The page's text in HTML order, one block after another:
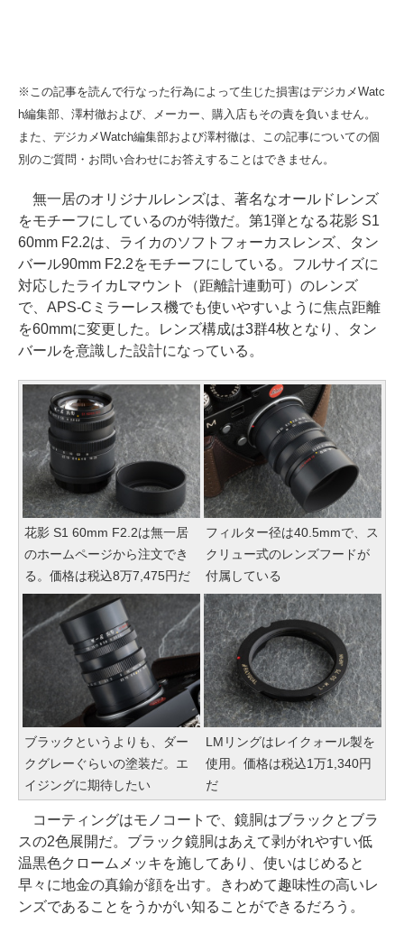
※この記事を読んで行なった行為によって生じた損害はデジカメWatc
h編集部、澤村徹および、メーカー、購入店もその責を負いません。
また、デジカメWatch編集部および澤村徹は、この記事についての個
別のご質問・お問い合わせにお答えすることはできません。
無一居のオリジナルレンズは、著名なオールドレンズ
をモチーフにしているのが特徴だ。第1弾となる花影 S1
60mm F2.2は、ライカのソフトフォーカスレンズ、タン
バール90mm F2.2をモチーフにしている。フルサイズに
対応したライカLマウント（距離計連動可）のレンズ
で、APS-Cミラーレス機でも使いやすいように焦点距離
を60mmに変更した。レンズ構成は3群4枚となり、タン
バールを意識した設計になっている。
花影 S1 60mm F2.2は無一居
のホームページから注文でき
る。価格は税込8万7,475円だ
フィルター径は40.5mmで、ス
クリュー式のレンズフードが
付属している
ブラックというよりも、ダー
クグレーぐらいの塗装だ。エ
イジングに期待したい
LMリングはレイクォール製を
使用。価格は税込1万1,340円
だ
コーティングはモノコートで、鏡胴はブラックとブラ
スの2色展開だ。ブラック鏡胴はあえて剥がれやすい低
温黒色クロームメッキを施してあり、使いはじめると
早々に地金の真鍮が顔を出す。きわめて趣味性の高いレ
ンズであることをうかがい知ることができるだろう。